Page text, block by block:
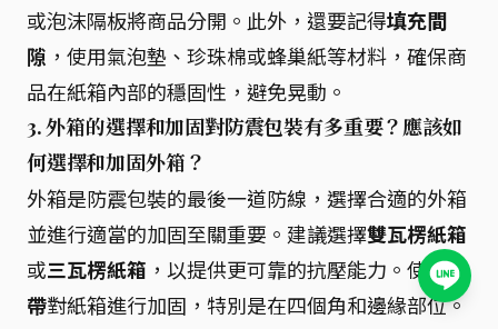
或泡沫隔板將商品分開。此外，還要記得填充間
隙 ，使用氣泡墊、珍珠棉或蜂巢紙等材料，確保商
品在紙箱內部的穩固性，避免晃動。
3. 外箱的選擇和加固對防震包裝有多重要？應該如
何選擇和加固外箱？
外箱是防震包裝的最後一道防線，選擇合適的外箱
並進行適當的加固至關重要。建議選擇雙瓦楞紙箱
或三瓦楞紙箱 ，以提供更可靠的抗壓能力。使用膠
帶對紙箱進行加固，特別是在四個角和邊緣部位。